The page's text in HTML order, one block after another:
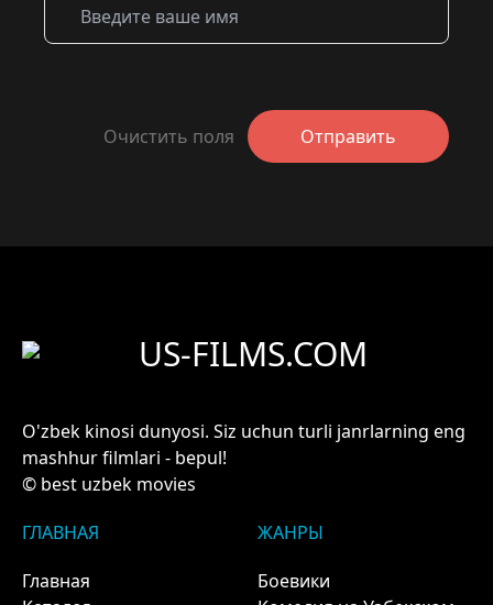
Очистить поля Отправить
US-FILMS.COM
O'zbek kinosi dunyosi. Siz uchun turli janrlarning eng
mashhur filmlari - bepul!
© best uzbek movies
ГЛАВНАЯ
Главная
ЖАНРЫ
Боевики